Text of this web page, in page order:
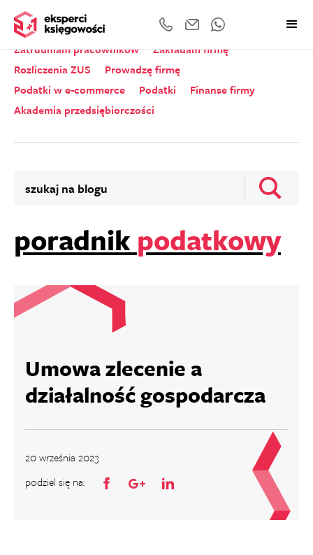
Wszystkie kategorie
Zeznania roczne
Zatrudniam pracowników
Zakładam firmę
Rozliczenia ZUS
Prowadzę firmę
Podatki w e-commerce
Podatki
Finanse firmy
Akademia przedsiębiorczości
poradnik podatkowy
Umowa zlecenie a
działalność gospodarcza
20 września 2023
podziel się na: